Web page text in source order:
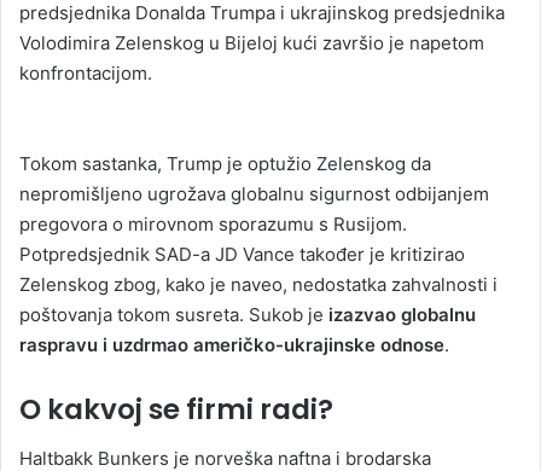
predsjednika Donalda Trumpa i ukrajinskog predsjednika
Volodimira Zelenskog u Bijeloj kući završio je napetom
konfrontacijom.
Tokom sastanka, Trump je optužio Zelenskog da
nepromišljeno ugrožava globalnu sigurnost odbijanjem
pregovora o mirovnom sporazumu s Rusijom.
Potpredsjednik SAD-a JD Vance također je kritizirao
Zelenskog zbog, kako je naveo, nedostatka zahvalnosti i
poštovanja tokom susreta. Sukob je izazvao globalnu
raspravu i uzdrmao američko-ukrajinske odnose.
O kakvoj se firmi radi?
Haltbakk Bunkers je norveška naftna i brodarska